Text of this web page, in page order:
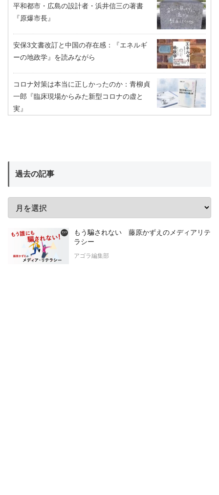
平和都市・広島の設計者・浜井信三の著書
『原爆市長』
安保3文書改訂と中国の存在感：『エネルギ
ーの地政学』を読みながら
コロナ対策は本当に正しかったのか：青柳貞
一郎『臨床現場からみた新型コロナの虚と
実』
過去の記事
もう騙されない 藤原かずえのメディアリテ
ラシー
アゴラ編集部